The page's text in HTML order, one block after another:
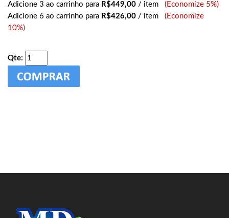
Adicione 3 ao carrinho para R$449,00 / item (Economize 5%)
Adicione 6 ao carrinho para R$426,00 / item (Economize
10%)
Qte: